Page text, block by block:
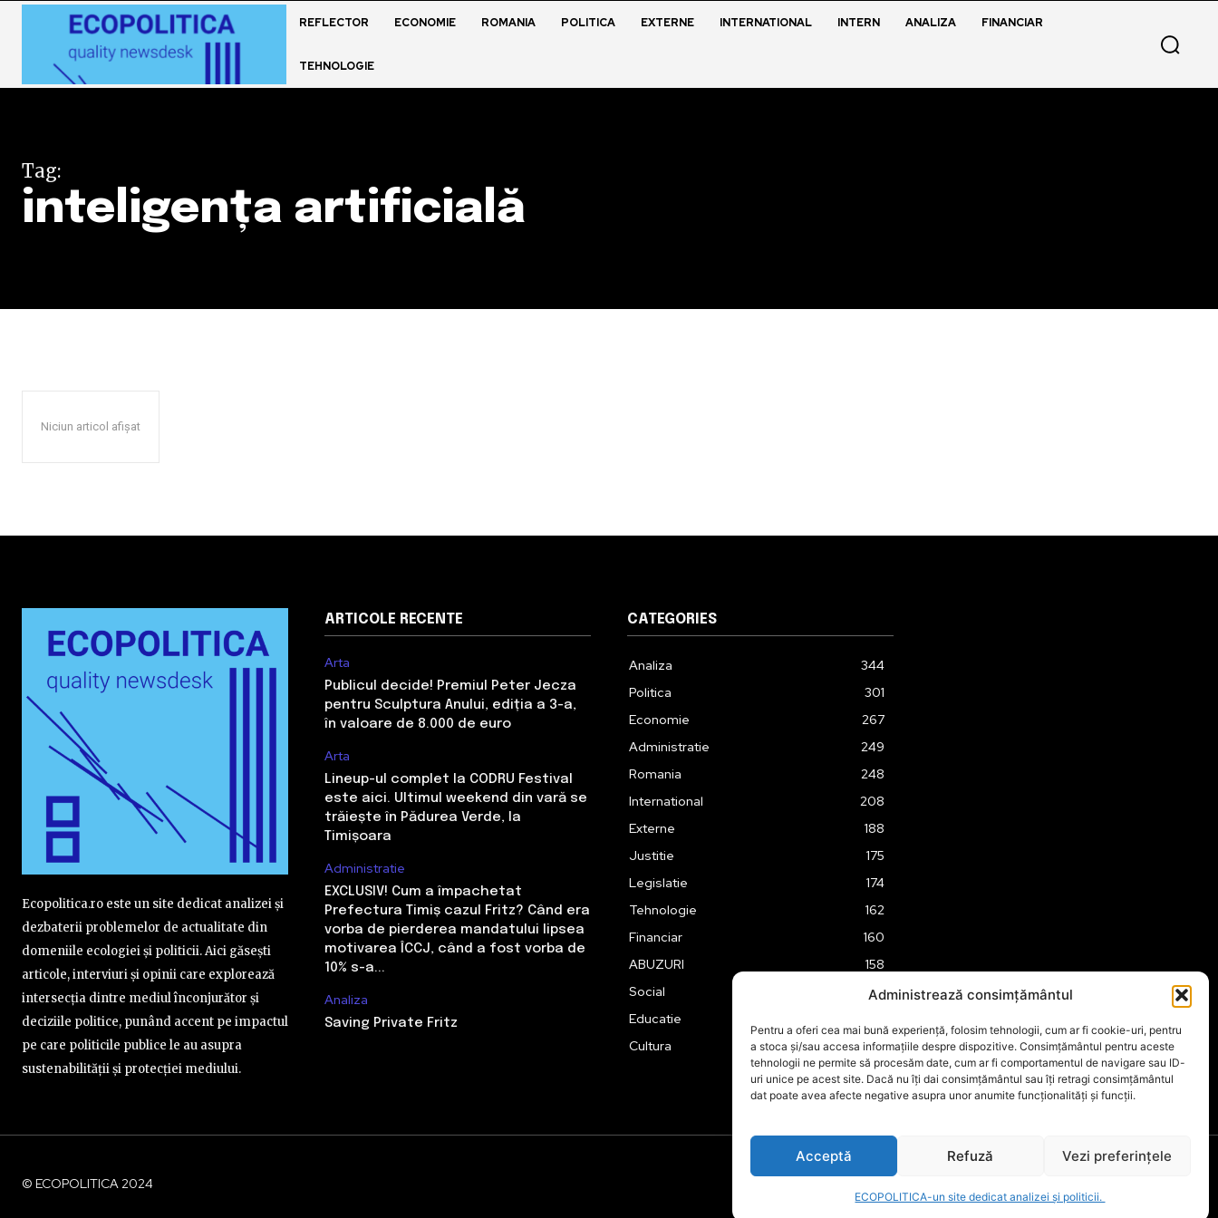
Administrează consimțământul
Pentru a oferi cea mai bună experiență, folosim tehnologii, cum ar fi cookie-uri, pentru
a stoca și/sau accesa informațiile despre dispozitive. Consimțământul pentru aceste
tehnologii ne permite să procesăm date, cum ar fi comportamentul de navigare sau ID-
uri unice pe acest site. Dacă nu îți dai consimțământul sau îți retragi consimțământul
dat poate avea afecte negative asupra unor anumite funcționalități și funcții.
Acceptă Refuză Vezi preferințele
ECOPOLITICA-un site dedicat analizei și politicii.
REFLECTOR ECONOMIE ROMANIA POLITICA EXTERNE INTERNATIONAL INTERN ANALIZA FINANCIAR
TEHNOLOGIE
Tag:
inteligența artificială
Niciun articol afișat
Ecopolitica.ro este un site dedicat analizei și
dezbaterii problemelor de actualitate din
domeniile ecologiei și politicii. Aici găsești
articole, interviuri și opinii care explorează
intersecția dintre mediul înconjurător și
deciziile politice, punând accent pe impactul
pe care politicile publice le au asupra
sustenabilității și protecției mediului.
ARTICOLE RECENTE
Arta
Publicul decide! Premiul Peter Jecza
pentru Sculptura Anului, ediția a 3-a,
în valoare de 8.000 de euro
Arta
Lineup-ul complet la CODRU Festival
este aici. Ultimul weekend din vară se
trăiește în Pădurea Verde, la
Timișoara
Administratie
EXCLUSIV! Cum a împachetat
Prefectura Timiș cazul Fritz? Când era
vorba de pierderea mandatului lipsea
motivarea ÎCCJ, când a fost vorba de
10% s-a...
Analiza
Saving Private Fritz
CATEGORIES
Analiza
344
Politica
301
Economie
267
Administratie
249
Romania
248
International
208
Externe
188
Justitie
175
Legislatie
174
Tehnologie
162
Financiar
160
ABUZURI
158
Social
157
Educatie
Cultura
149
© ECOPOLITICA 2024